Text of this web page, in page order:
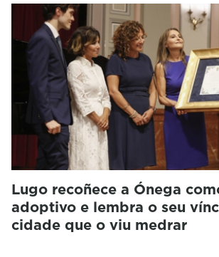
Lugo recoñece a Ónega
adoptivo e lembra o seu
cidade que o viu medrar